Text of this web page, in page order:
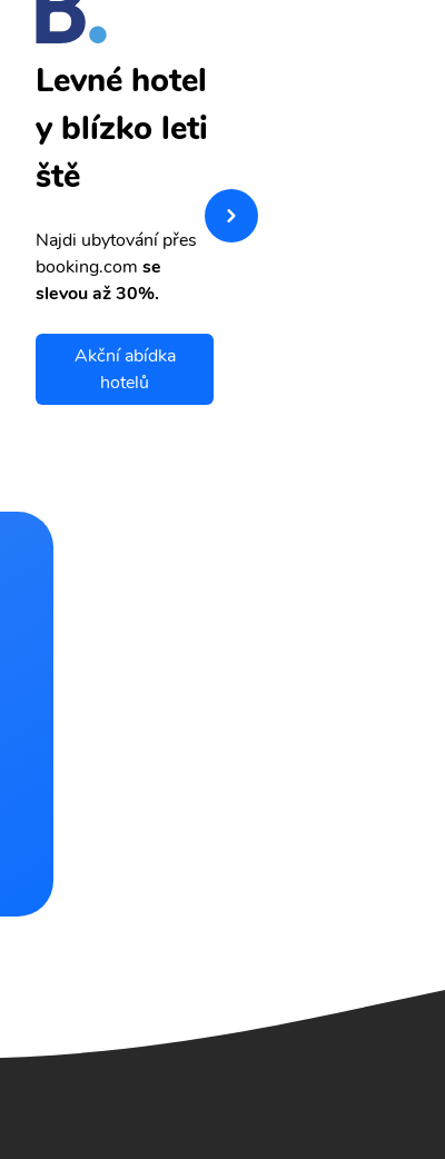
Levné hotel
y blízko leti
ště
Najdi ubytování přes
booking.com se
slevou až 30%.
Akční abídka
hotelů
vnými letenkami od ob
letsvet.cz